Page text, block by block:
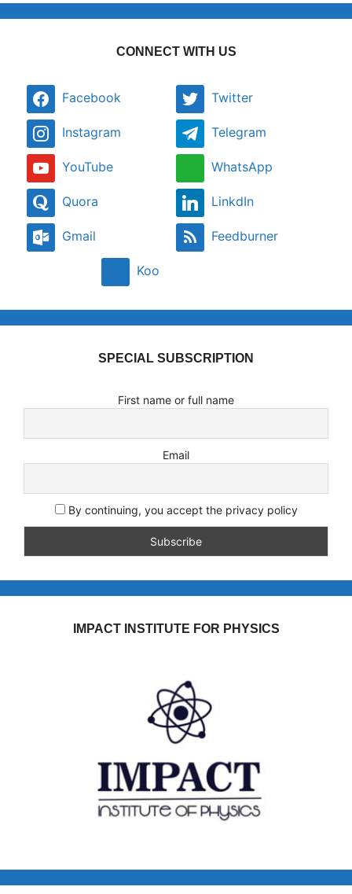
CONNECT WITH US
Facebook Twitter
Instagram Telegram
YouTube WhatsApp
Quora LinkdIn
Gmail Feedburner
Koo
SPECIAL SUBSCRIPTION
First name or full name
Email
By continuing, you accept the privacy policy
IMPACT INSTITUTE FOR PHYSICS